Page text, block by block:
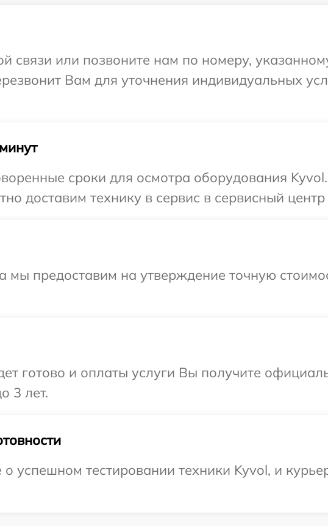
связи или позвоните нам по номеру,
Вам для уточнения индивидуальных
сроки для осмотра оборудования
доставим технику в сервис в сервисный центр
мы предоставим на утверждение точную
готово и оплаты услуги Вы получите
3 лет.
успешном тестировании техники Kyvol, и